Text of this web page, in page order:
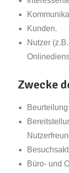
Kunden.
Nutzer
Zwecke
Büro- und